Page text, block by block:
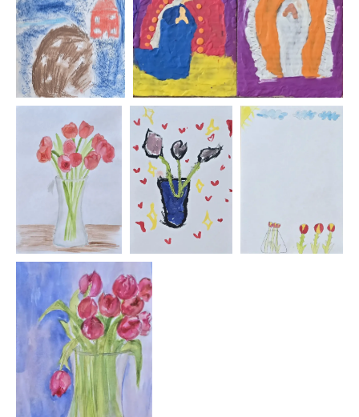
Юридическая и бухгалтерская поддержка НСП
осуществляется фирмойПремьер-Партнер
С оформлением картин к выставке нам помогает
багетная мастерскаяИдиллиум
Все картины и изображения, представленные на этом
сайте, являются собственностью каждого художника
и не могут быть использованы, изменены или
воспроизведены каким-либо образом без разрешения
Администрирование
Политика конфиденциальности
info@pastelsociety.ru
Национальный союз пастелистов
Некоммерческая организация
ОГРН 1187700020298
ИНН 7728453231
Договор-оферта
Отказ от ответственности
Разработка и техническая поддержка сайтов